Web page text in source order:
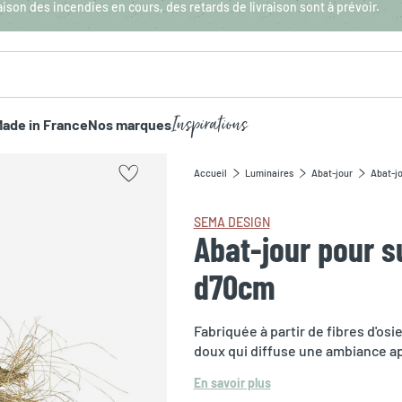
des incendies en cours, des retards de livraison sont à prévoir.
in FranceNos marquesInspirations
Accueil Luminaires Abat-jour Abat-
SEMA DESIGN
Abat-jour pour
d70cm
Fabriquée à partir de fibres
doux qui diffuse une ambiance
En savoir plus